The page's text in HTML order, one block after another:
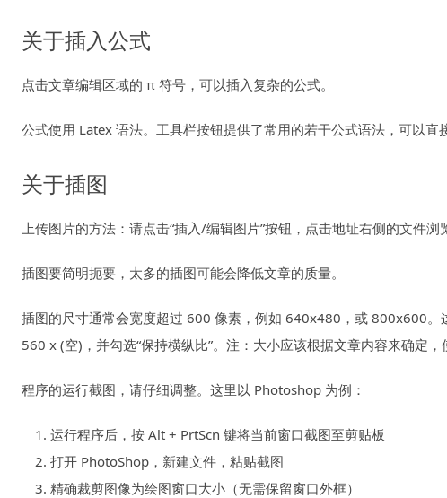
关于插入公式
点击文章编辑区域的 π 符号，可以插入复杂的公式。
公式使用 Latex 语法。工具栏按钮提供了常用的若干公式语法，可以
关于插图
上传图片的方法：请点击“插入/编辑图片”按钮，点击地址右侧的文件浏
插图要简明扼要，太多的插图可能会降低文章的质量。
插图的尺寸通常会宽度超过 600 像素，例如 640x480，或 800x600
560 x (空)，并勾选“保持横纵比”。注：大小应该根据文章内容来确定，
程序的运行截图，请仔细调整。这里以 Photoshop 为例：
运行程序后，按 Alt + PrtScn 键将当前窗口截图至剪贴板
打开 PhotoShop，新建文件，粘贴截图
精确裁剪图像为绘图窗口大小（无需保留窗口外框）